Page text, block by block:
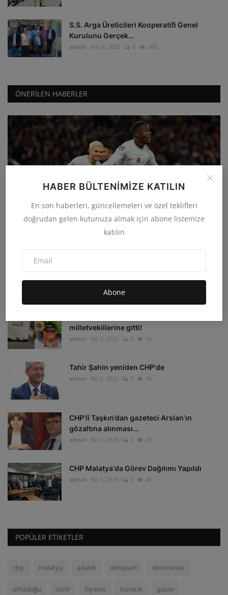
HABER BÜLTENIMIZE KATILIN
En son haberleri, güncellemeleri ve özel teklifleri
doğrudan gelen kutunuza almak için abone listemize
katılın
Abone
S.S. Arga Üreticileri Kooperatifi Genel
Kurulunu Gerçek...
admin Haz 4, 2026 0 38B
ÖNERILEN HABERLER
Galatasaray deplasmanda Manchester
United'ı 3-2 yenerek...
Eki 4, 2023
milletvekillerine gitti!
admin Eki 3, 2023 0 16
Tahir Şahin yeniden CHP'de
admin Eki 3, 2023 0 36
CHP’li Taşkın’dan gazeteci Arslan’ın
gözaltına alınması...
admin Eki 3, 2023 0 23
CHP Malatya'da Görev Dağılımı Yapıldı
admin Eki 3, 2023 0 40
POPÜLER ETIKETLER
chp malatya adalet demparti demokrasi
ortadoğu izmir Siyaset Kurecik gazze